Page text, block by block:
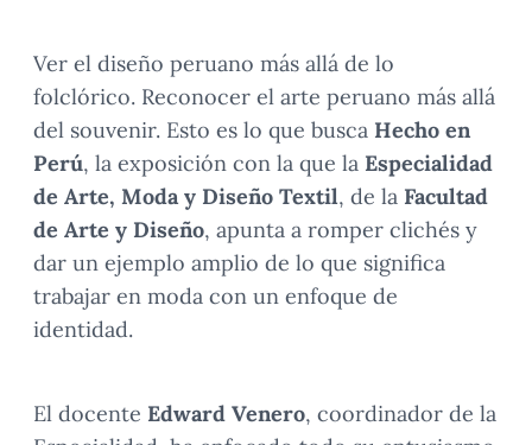
Ver el diseño peruano más allá de lo
folclórico. Reconocer el arte peruano más allá
del souvenir. Esto es lo que busca Hecho en
Perú, la exposición con la que la Especialidad
de Arte, Moda y Diseño Textil, de la Facultad
de Arte y Diseño, apunta a romper clichés y
dar un ejemplo amplio de lo que significa
trabajar en moda con un enfoque de
identidad.
El docente Edward Venero, coordinador de la